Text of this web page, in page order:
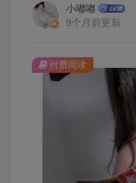
小嘟嘟
9个月前更新
付费阅读